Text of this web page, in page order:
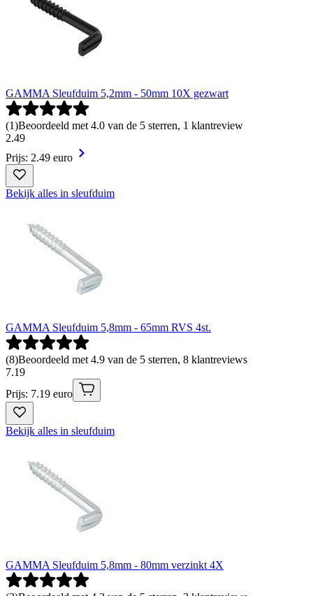
GAMMA Sleufduim 5,2mm - 50mm 10X gezwart
(1)Beoordeeld met 4.0 van de 5 sterren, 1 klantreview
2.49
Prijs: 2.49 euro
Bekijk alles in sleufduim
GAMMA Sleufduim 5,8mm - 65mm RVS 4st.
(8)Beoordeeld met 4.9 van de 5 sterren, 8 klantreviews
7.19
Prijs: 7.19 euro
Bekijk alles in sleufduim
GAMMA Sleufduim 5,8mm - 80mm verzinkt 4X